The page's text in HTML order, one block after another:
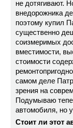
не дотягивают.
внедорожника
поэтому купил
существенно
соизмеримых
вместимости,
стоимости
самом деле
зрения на
Подумываю
автомобиля, но
Стоит ли этот